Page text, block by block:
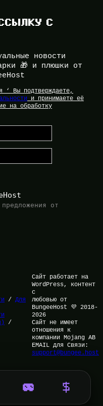
С
новости
🎁 и плюшки от
‘ Вы подтверждаете,
и принимаете её
на обработку
от
/ Для
/
Сайт работает на
WordPress, контент
с
любовью от
BungeeHost 💜 2018-
2026
Сайт не имеет
отношения к
компании Mojang AB
EMAIL для Связи:
support@bungee.host